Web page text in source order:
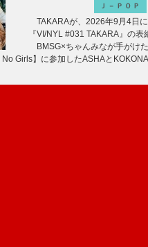
Ｊ－ＰＯＰ
TAKARAが、2026年9月4日
『VI/NYL #031 TAKARA』の表
BMSG×ちゃんみなが手がけ
Girls】に参加したASHAと